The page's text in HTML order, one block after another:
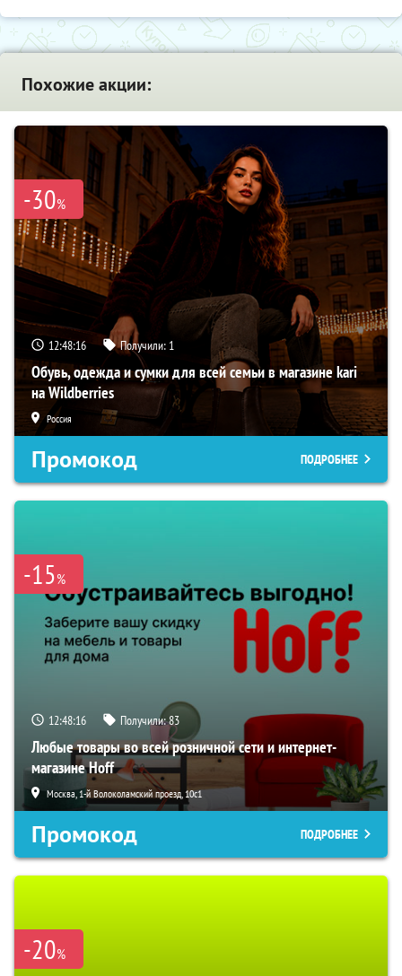
Похожие акции:
-30%
12:48:15 Получили: 1
Обувь, одежда и сумки для всей семьи в магазине kari
на Wildberries
Россия
Промокод ПОДРОБНЕЕ
-15%
12:48:15 Получили:83
Любые товары во всей розничной сети и интернет-
магазине Hoff
Москва, 1-й Волоколамский проезд, 10с1
Промокод ПОДРОБНЕЕ
-20%